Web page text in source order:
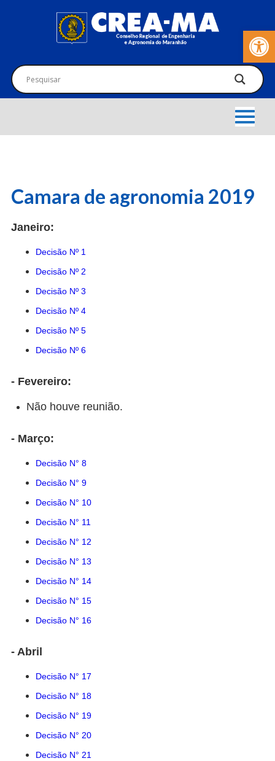
Barra de
Camara de agronomia 2019
Janeiro:
Decisão Nº 1
Decisão Nº 2
Decisão Nº 3
Decisão Nº 4
Decisão Nº 5
Decisão Nº 6
- Fevereiro:
Não houve reunião.
- Março:
Decisão N° 8
Decisão N° 9
Decisão N° 10
Decisão N° 11
Decisão N° 12
Decisão N° 13
Decisão N° 14
Decisão N° 15
Decisão N° 16
- Abril
Decisão N° 17
Decisão N° 18
Decisão N° 19
Decisão N° 20
Decisão N° 21